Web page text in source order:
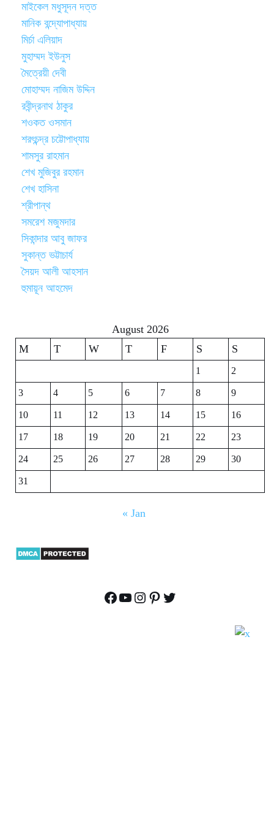
মাইকেল মধুসূদন দত্ত
মানিক বন্দ্যোপাধ্যায়
মির্চা এলিয়াদ
মুহাম্মদ ইউনুস
মৈত্রেয়ী দেবী
মোহাম্মদ নাজিম উদ্দিন
রবীন্দ্রনাথ ঠাকুর
শওকত ওসমান
শরৎচন্দ্র চট্টোপাধ্যায়
শামসুর রাহমান
শেখ মুজিবুর রহমান
শেখ হাসিনা
শ্রীপান্থ
সমরেশ মজুমদার
সিকান্দার আবু জাফর
সুকান্ত ভট্টাচার্য
সৈয়দ আলী আহসান
হুমায়ূন আহমেদ
August 2026
M
T W T F S S
1
2
3
4 5 6 7 8
9
10
11 12 13 14 15
16
17
18 19 20 21 22
23
24
25 26 27 28 29
30
31
« Jan